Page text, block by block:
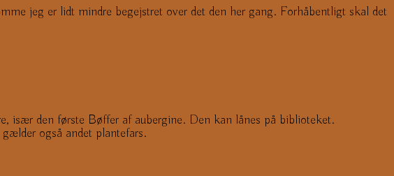
jeg er lidt mindre begejstret over det den her gang. Forhåbentligt skal det
især den første Bøffer af aubergine. Den kan lånes på biblioteket.
også andet plantefars.